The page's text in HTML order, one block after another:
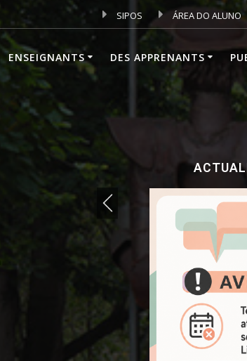
SIPOS ÁREA DO ALUNO
ENSEIGNANTS DES APPRENANTS